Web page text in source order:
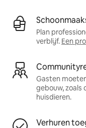
Plan
verblijf. Een
Gasten
gebouw, zoals
huisdieren.
Verhuren